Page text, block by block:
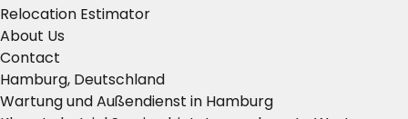
Relocation Estimator
About Us
Contact
Hamburg, Deutschland
Wartung und Außendienst in Hamburg